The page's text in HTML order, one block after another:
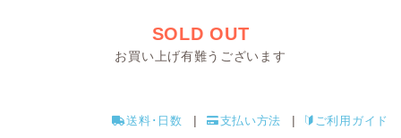
SOLD OUT
お買い上げ有難うございます
送料･日数 支払い方法 ご利用ガイド